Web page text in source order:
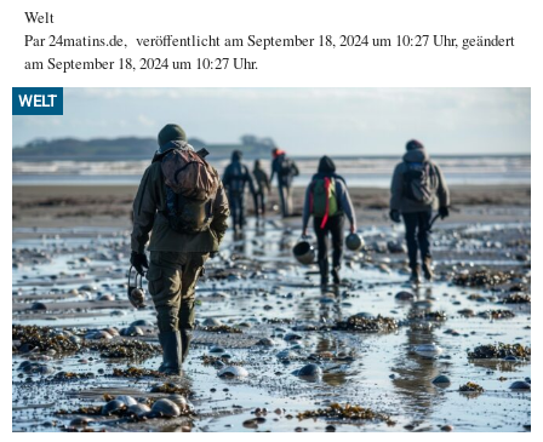
Welt
Par24matins.de, veröffentlicht amSeptember 18, 2024um 10:27 Uhr, geändert
am September 18, 2024 um 10:27 Uhr.
WELT